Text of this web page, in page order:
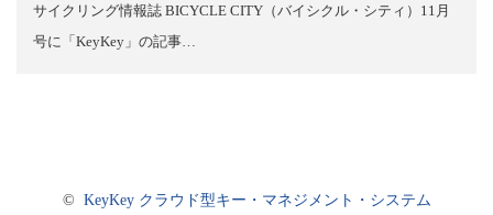
サイクリング情報誌 BICYCLE CITY（バイシクル・シティ）11月
号に「KeyKey」の記事…
© KeyKey クラウド型キー・マネジメント・システム